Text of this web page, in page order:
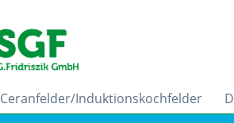
Ceranfelder/Induktionskochfelder